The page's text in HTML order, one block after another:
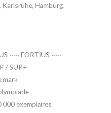
Hamburg.
····· FORTIUS ·····
/ SUP+
mark
000 exemplaires